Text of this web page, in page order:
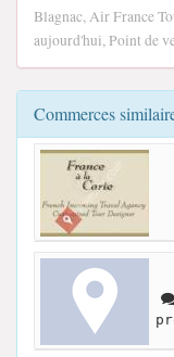
Blagnac, Air France
aujourd'hui, Point de
Commerces